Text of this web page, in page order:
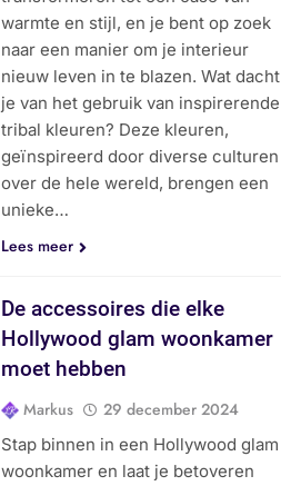
warmte en stijl, en je bent op zoek
naar een manier om je interieur
nieuw leven in te blazen. Wat dacht
je van het gebruik van inspirerende
tribal kleuren? Deze kleuren,
geïnspireerd door diverse culturen
over de hele wereld, brengen een
unieke…
Lees meer
De accessoires die elke
Hollywood glam woonkamer
moet hebben
Markus 29 december 2024
Stap binnen in een Hollywood glam
woonkamer en laat je betoveren